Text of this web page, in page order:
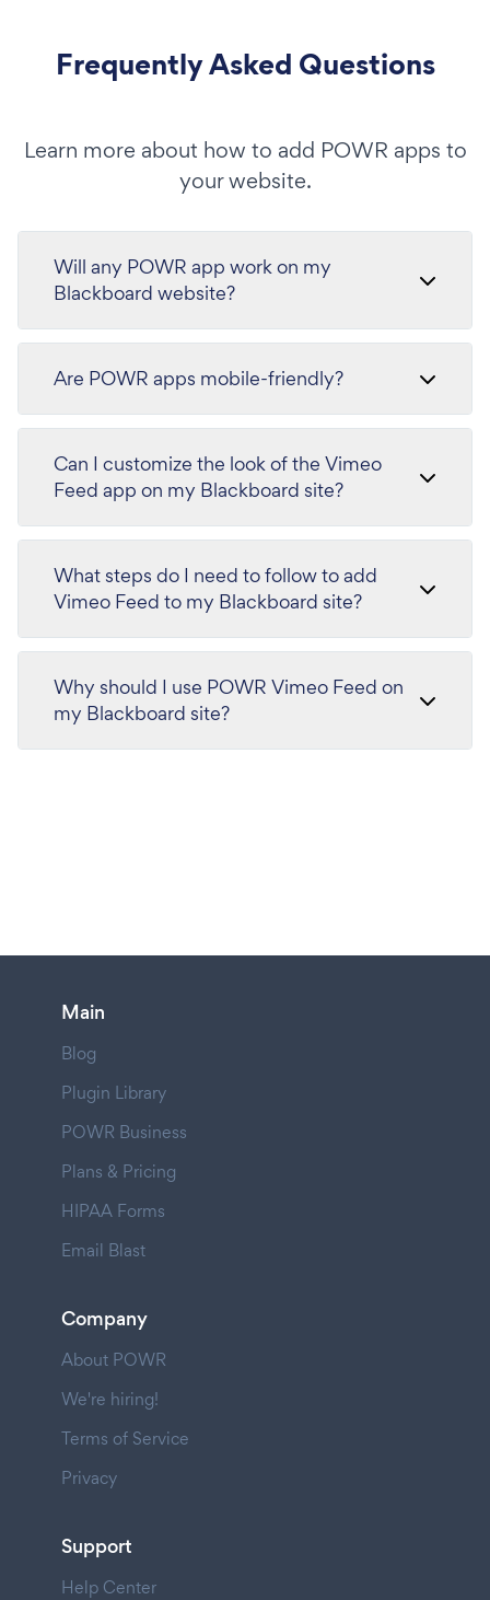
Frequently Asked Questions
Learn more about how to add POWR apps to
your website.
Will any POWR app work on my
Blackboard website?
Are POWR apps mobile-friendly?
Can I customize the look of the Vimeo
Feed app on my Blackboard site?
What steps do I need to follow to add
Vimeo Feed to my Blackboard site?
Why should I use POWR Vimeo Feed on
my Blackboard site?
Main
Blog
Plugin Library
POWR Business
Plans & Pricing
HIPAA Forms
Email Blast
Company
About POWR
We're hiring!
Terms of Service
Privacy
Support
Help Center